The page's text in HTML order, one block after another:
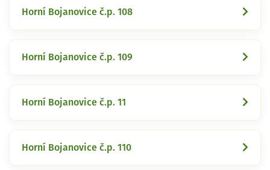
Horní Bojanovice č.p. 108
Horní Bojanovice č.p. 109
Horní Bojanovice č.p. 11
Horní Bojanovice č.p. 110